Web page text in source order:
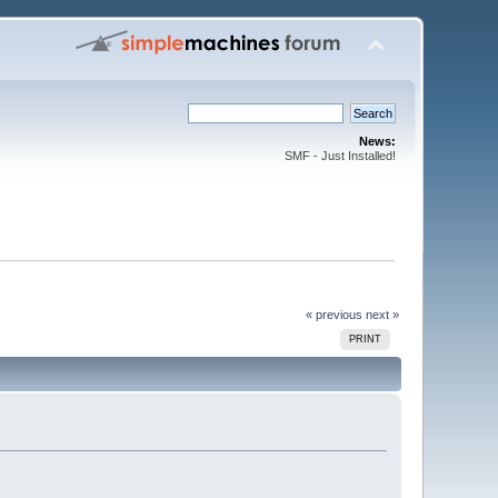
News:
SMF - Just Installed!
« previous next »
PRINT